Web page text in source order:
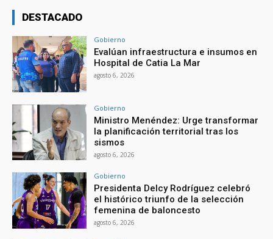
DESTACADO
Gobierno
Evalúan infraestructura e insumos en
Hospital de Catia La Mar
agosto 6, 2026
Gobierno
Ministro Menéndez: Urge transformar
la planificación territorial tras los
sismos
agosto 6, 2026
Gobierno
Presidenta Delcy Rodríguez celebró
el histórico triunfo de la selección
femenina de baloncesto
agosto 6, 2026